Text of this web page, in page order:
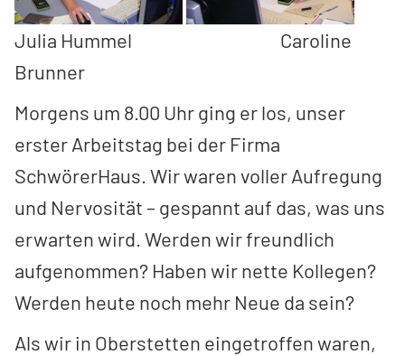
Julia Hummel Caroline
Brunner
Morgens um 8.00 Uhr ging er los, unser
erster Arbeitstag bei der Firma
SchwörerHaus. Wir waren voller Aufregung
und Nervosität – gespannt auf das, was uns
erwarten wird. Werden wir freundlich
aufgenommen? Haben wir nette Kollegen?
Werden heute noch mehr Neue da sein?
Als wir in Oberstetten eingetroffen waren,